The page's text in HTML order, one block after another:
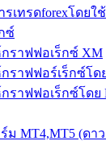
เทรดforexโดยใช้
ซ์
กราฟฟอเร็กซ์ XM
ราฟฟอร์เร็กซ์โด
ราฟฟอเร็กซ์โดย
ม MT4,MT5 (ดา